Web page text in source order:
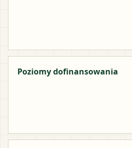
Poziomy dofinansowania